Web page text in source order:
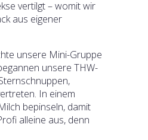
vertilgt – womit wir
aus eigener
unsere Mini-Gruppe
unsere THW-
In einem
bepinseln, damit
alleine aus, denn